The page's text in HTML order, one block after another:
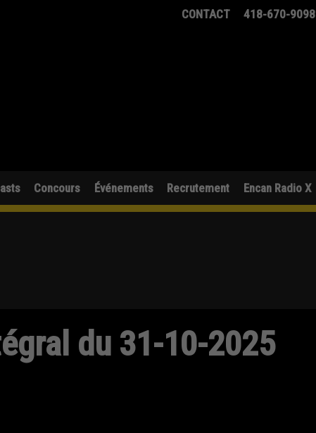
CONTACT 418-670-9098
Concours Événements Recrutement Encan Radio X
du 31-10-2025